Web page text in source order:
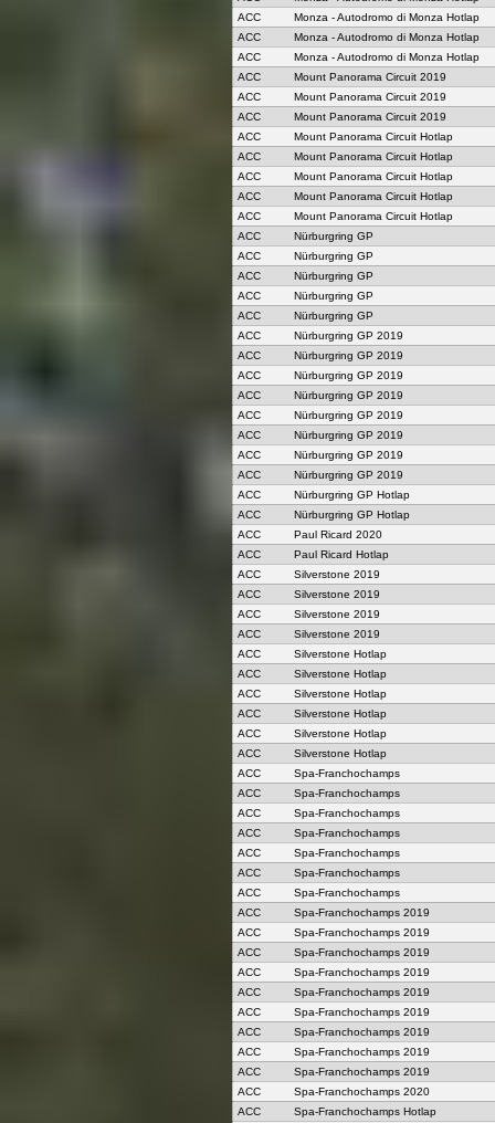
ACC
Monza - Autodromo di Monza Hotlap
ACC
Monza - Autodromo di Monza Hotlap
ACC
Monza - Autodromo di Monza Hotlap
ACC
Mount Panorama Circuit 2019
ACC
Mount Panorama Circuit 2019
ACC
Mount Panorama Circuit 2019
ACC
Mount Panorama Circuit Hotlap
ACC
Mount Panorama Circuit Hotlap
ACC
Mount Panorama Circuit Hotlap
ACC
Mount Panorama Circuit Hotlap
ACC
Mount Panorama Circuit Hotlap
ACC
Nürburgring GP
ACC
Nürburgring GP
ACC
Nürburgring GP
ACC
Nürburgring GP
ACC
Nürburgring GP
ACC
Nürburgring GP 2019
ACC
Nürburgring GP 2019
ACC
Nürburgring GP 2019
ACC
Nürburgring GP 2019
ACC
Nürburgring GP 2019
ACC
Nürburgring GP 2019
ACC
Nürburgring GP 2019
ACC
Nürburgring GP 2019
ACC
Nürburgring GP Hotlap
ACC
Nürburgring GP Hotlap
ACC
Paul Ricard 2020
ACC
Paul Ricard Hotlap
ACC
Silverstone 2019
ACC
Silverstone 2019
ACC
Silverstone 2019
ACC
Silverstone 2019
ACC
Silverstone Hotlap
ACC
Silverstone Hotlap
ACC
Silverstone Hotlap
ACC
Silverstone Hotlap
ACC
Silverstone Hotlap
ACC
Silverstone Hotlap
ACC
Spa-Franchochamps
ACC
Spa-Franchochamps
ACC
Spa-Franchochamps
ACC
Spa-Franchochamps
ACC
Spa-Franchochamps
ACC
Spa-Franchochamps
ACC
Spa-Franchochamps
ACC
Spa-Franchochamps 2019
ACC
Spa-Franchochamps 2019
ACC
Spa-Franchochamps 2019
ACC
Spa-Franchochamps 2019
ACC
Spa-Franchochamps 2019
ACC
Spa-Franchochamps 2019
ACC
Spa-Franchochamps 2019
ACC
Spa-Franchochamps 2019
ACC
Spa-Franchochamps 2019
ACC
Spa-Franchochamps 2020
ACC
Spa-Franchochamps Hotlap